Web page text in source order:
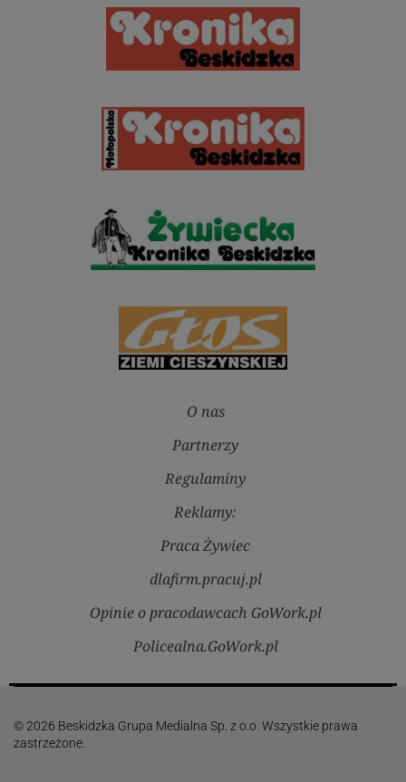
O nas
Partnerzy
Regulaminy
Reklamy:
Praca Żywiec
dlafirm.pracuj.pl
Opinie o pracodawcach GoWork.pl
Policealna.GoWork.pl
© 2026 Beskidzka Grupa Medialna Sp. z o.o. Wszystkie prawa
zastrzeżone.